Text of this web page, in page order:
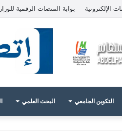
الإلكترونية بوابة المنصات الرقمية
التكوين الجامعي البحث العلمي